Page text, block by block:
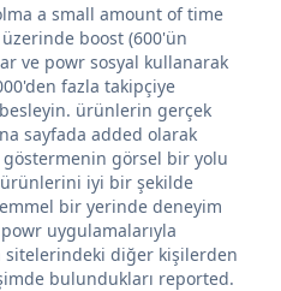
a small amount of time
boost (600'ün
ve powr sosyal kullanarak
fazla takipçiye
ürünlerin gerçek
sayfada added olarak
görsel bir yolu
iyi bir şekilde
bir yerinde deneyim
uygulamalarıyla
diğer kişilerden
bulundukları reported.